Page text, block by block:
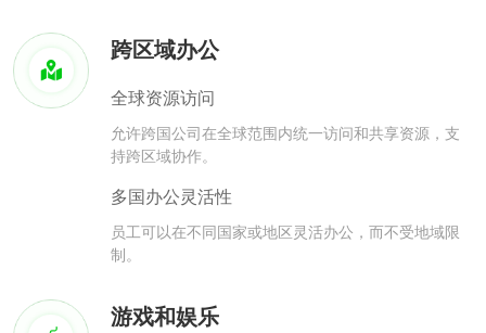
跨区域办公
全球资源访问
允许跨国公司在全球范围内统一访问和共享资源，支
持跨区域协作。
多国办公灵活性
员工可以在不同国家或地区灵活办公，而不受地域限
制。
游戏和娱乐